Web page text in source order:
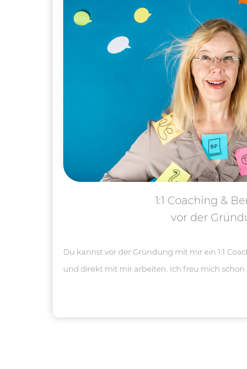
1:1 Coaching &
vor der
Du kannst vor der Gründung mit mir ein 1:1
und direkt mit mir arbeiten. Ich freu mich schon